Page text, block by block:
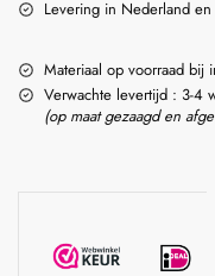
Levering in Nederland
Materiaal op voorraad bij
Verwachte levertijd : 3-4
(op maat gezaagd en